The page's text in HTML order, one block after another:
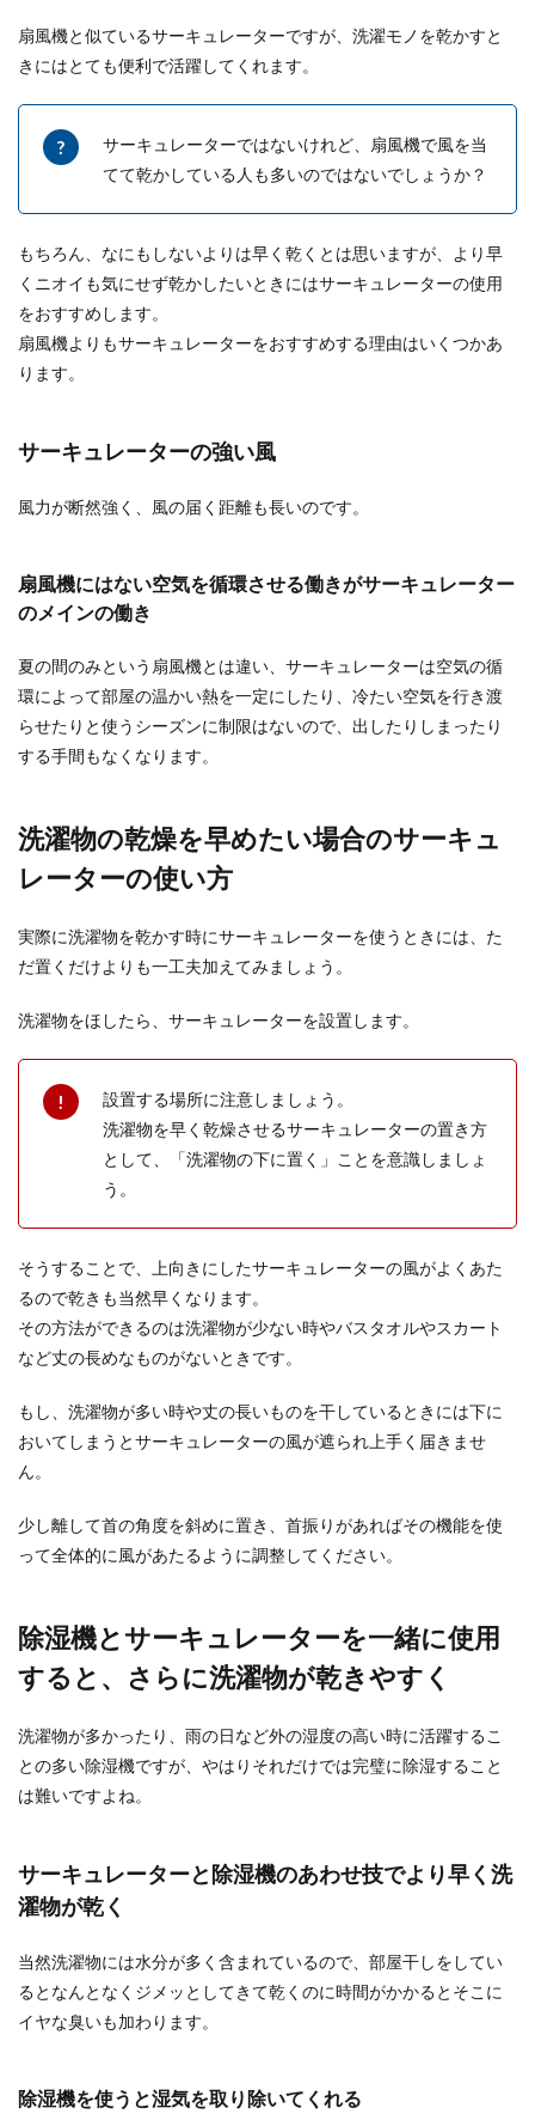
のポイントについて徹底解説
着物を楽しみたい女性にとって、一般の着物専門
力的に映るで...
天井の壁紙が剥がれる原因は？自分で
補修する方法とポイント
れるなんてなぜ？と思うのではないでしょうか。
の選び方のポイント
増えていますよね。 服を作ろうと思った時には手
自転車の後輪ブレーキの音の原因を知
って正しく対処しよう
ますよね。そ...
絵を描く仕事の種類と特徴！絵を仕事
にしたい人が覚えておくこと
子供の頃から絵を描くのが好きで、将来は絵を仕
す。 しか...
レジンキーホルダーを手作り！レジン
透明感があり、キーホルダーやピアス、ネックレ
スなどさまざ...
扇風機と似ているサーキュレーターですが、洗濯モノを乾かすと
きにはとても便利で活躍してくれます。
サーキュレーターではないけれど、扇風機で風を当
てて乾かしている人も多いのではないでしょうか？
もちろん、なにもしないよりは早く乾くとは思いますが、より早
くニオイも気にせず乾かしたいときにはサーキュレーターの使用
をおすすめします。
扇風機よりもサーキュレーターをおすすめする理由はいくつかあ
ります。
サーキュレーターの強い風
風力が断然強く、風の届く距離も長いのです。
扇風機にはない空気を循環させる働きがサーキュレーター
のメインの働き
夏の間のみという扇風機とは違い、サーキュレーターは空気の循
環によって部屋の温かい熱を一定にしたり、冷たい空気を行き渡
らせたりと使うシーズンに制限はないので、出したりしまったり
する手間もなくなります。
洗濯物の乾燥を早めたい場合のサーキュ
レーターの使い方
実際に洗濯物を乾かす時にサーキュレーターを使うときには、た
だ置くだけよりも一工夫加えてみましょう。
洗濯物をほしたら、サーキュレーターを設置します。
設置する場所に注意しましょう。
洗濯物を早く乾燥させるサーキュレーターの置き方
として、「洗濯物の下に置く」ことを意識しましょ
う。
そうすることで、上向きにしたサーキュレーターの風がよくあた
るので乾きも当然早くなります。
その方法ができるのは洗濯物が少ない時やバスタオルやスカート
など丈の長めなものがないときです。
もし、洗濯物が多い時や丈の長いものを干しているときには下に
おいてしまうとサーキュレーターの風が遮られ上手く届きませ
ん。
少し離して首の角度を斜めに置き、首振りがあればその機能を使
って全体的に風があたるように調整してください。
除湿機とサーキュレーターを一緒に使用
すると、さらに洗濯物が乾きやすく
洗濯物が多かったり、雨の日など外の湿度の高い時に活躍するこ
との多い除湿機ですが、やはりそれだけでは完璧に除湿すること
は難いですよね。
サーキュレーターと除湿機のあわせ技でより早く洗
濯物が乾く
当然洗濯物には水分が多く含まれているので、部屋干しをしてい
るとなんとなくジメッとしてきて乾くのに時間がかかるとそこに
イヤな臭いも加わります。
除湿機を使うと湿気を取り除いてくれる